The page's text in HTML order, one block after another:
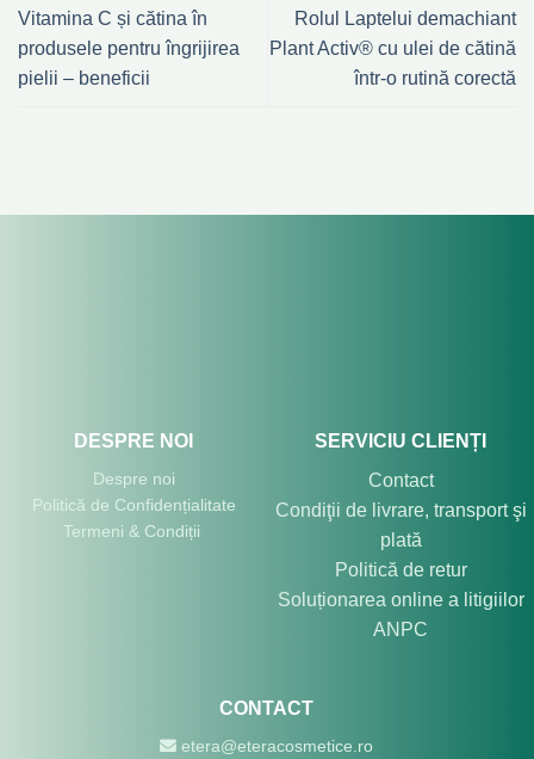
Vitamina C și cătina în
produsele pentru îngrijirea
pielii – beneficii
Rolul Laptelui demachiant
Plant Activ® cu ulei de cătină
într-o rutină corectă
DESPRE NOI
Despre noi
Politică de Confidențialitate
Termeni & Condiții
SERVICIU CLIENȚI
Contact
Condiţii de livrare, transport şi
plată
Politică de retur
Soluționarea online a litigiilor
ANPC
CONTACT
etera@eteracosmetice.ro